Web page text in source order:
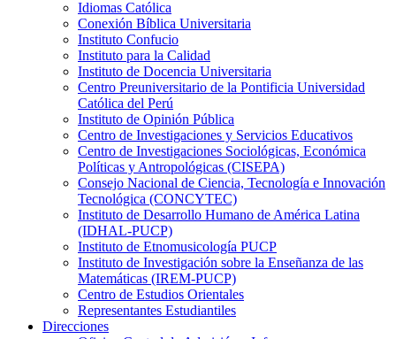
Idiomas Católica
Conexión Bíblica Universitaria
Instituto Confucio
Instituto para la Calidad
Instituto de Docencia Universitaria
Centro Preuniversitario de la Pontificia Universidad
Católica del Perú
Instituto de Opinión Pública
Centro de Investigaciones y Servicios Educativos
Centro de Investigaciones Sociológicas, Económica
Políticas y Antropológicas (CISEPA)
Consejo Nacional de Ciencia, Tecnología e Innovación
Tecnológica (CONCYTEC)
Instituto de Desarrollo Humano de América Latina
(IDHAL-PUCP)
Instituto de Etnomusicología PUCP
Instituto de Investigación sobre la Enseñanza de las
Matemáticas (IREM-PUCP)
Centro de Estudios Orientales
Representantes Estudiantiles
Direcciones